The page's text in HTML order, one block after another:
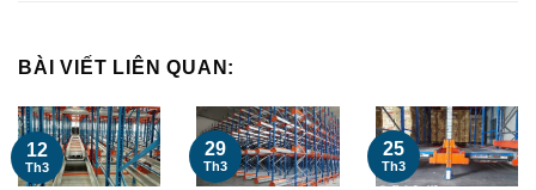
BÀI VIẾT LIÊN QUAN:
12
Th3
29
Th3
25
Th3